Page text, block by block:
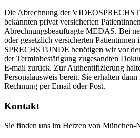
Die Abrechnung der
bekannten privat versicherten
Abrechnungsbeauftragte MEDAS. Bei
oder gesetzlich versicherten
SPRECHSTUNDE benötigen wir vor
der Terminbestätigung zugesandten
E-mail zurück. Zur Authentifizierung
Personalausweis bereit. Sie erhalten
Rechnung per Email oder Post.
Kontakt
Sie finden uns im Herzen von München-